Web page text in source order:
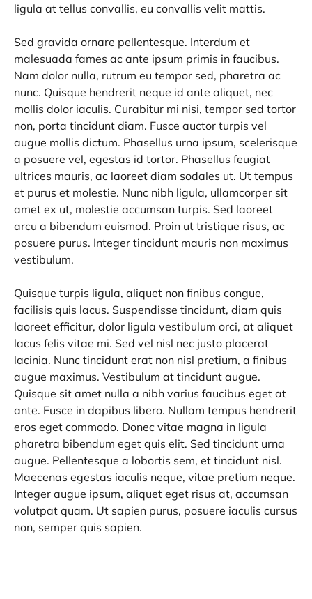
ligula at tellus convallis, eu convallis velit mattis.
Sed gravida ornare pellentesque. Interdum et
malesuada fames ac ante ipsum primis in faucibus.
Nam dolor nulla, rutrum eu tempor sed, pharetra ac
nunc. Quisque hendrerit neque id ante aliquet, nec
mollis dolor iaculis. Curabitur mi nisi, tempor sed tortor
non, porta tincidunt diam. Fusce auctor turpis vel
augue mollis dictum. Phasellus urna ipsum, scelerisque
a posuere vel, egestas id tortor. Phasellus feugiat
ultrices mauris, ac laoreet diam sodales ut. Ut tempus
et purus et molestie. Nunc nibh ligula, ullamcorper sit
amet ex ut, molestie accumsan turpis. Sed laoreet
arcu a bibendum euismod. Proin ut tristique risus, ac
posuere purus. Integer tincidunt mauris non maximus
vestibulum.
Quisque turpis ligula, aliquet non finibus congue,
facilisis quis lacus. Suspendisse tincidunt, diam quis
laoreet efficitur, dolor ligula vestibulum orci, at aliquet
lacus felis vitae mi. Sed vel nisl nec justo placerat
lacinia. Nunc tincidunt erat non nisl pretium, a finibus
augue maximus. Vestibulum at tincidunt augue.
Quisque sit amet nulla a nibh varius faucibus eget at
ante. Fusce in dapibus libero. Nullam tempus hendrerit
eros eget commodo. Donec vitae magna in ligula
pharetra bibendum eget quis elit. Sed tincidunt urna
augue. Pellentesque a lobortis sem, et tincidunt nisl.
Maecenas egestas iaculis neque, vitae pretium neque.
Integer augue ipsum, aliquet eget risus at, accumsan
volutpat quam. Ut sapien purus, posuere iaculis cursus
non, semper quis sapien.